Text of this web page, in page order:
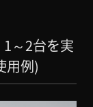
～2台を実
用例)